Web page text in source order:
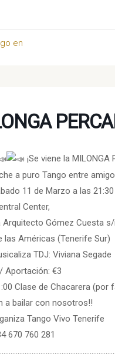
¡Se viene la MILONGA
a puro Tango entre
11 de Marzo a las
Center,
Arquitecto Gómez Cuesta s/
las Américas (Tenerife Sur)
TDJ: Viviana Segade
Aportación: €3
Clase de Chacarera
a bailar con nosotros!!
Tango Vivo Tenerife
670 760 281